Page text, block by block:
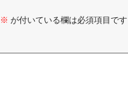
※ が付いている欄は必須項目です